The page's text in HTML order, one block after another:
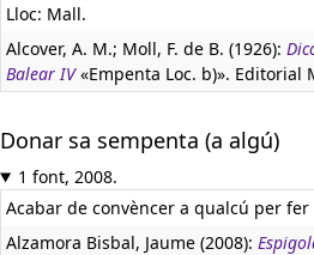
Lloc: Mall.
Alcover, A. M.; Moll, F. de B. (1926):
Balear IV«Empenta Loc. b)». Editorial
Donar sa sempenta (a algú)
1 font, 2008.
Acabar de convèncer a qualcú per fer
Alzamora Bisbal, Jaume (2008):